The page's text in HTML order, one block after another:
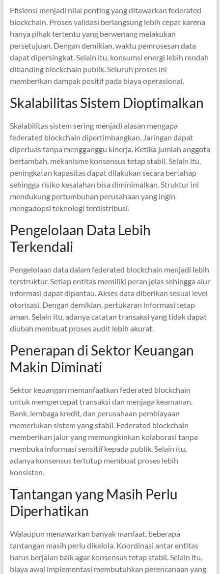
Efisiensi menjadi nilai penting yang ditawarkan federated
blockchain. Proses validasi berlangsung lebih cepat karena
hanya pihak tertentu yang berwenang melakukan
persetujuan. Dengan demikian, waktu pemrosesan data
dapat dipersingkat. Selain itu, konsumsi energi lebih rendah
dibanding blockchain publik. Seluruh proses ini
memberikan dampak positif pada biaya operasional.
Skalabilitas Sistem Dioptimalkan
Skalabilitas sistem sering menjadi alasan mengapa
federated blockchain dipertimbangkan. Jaringan dapat
diperluas tanpa mengganggu kinerja. Ketika jumlah anggota
bertambah, mekanisme konsensus tetap stabil. Selain itu,
peningkatan kapasitas dapat dilakukan secara bertahap
sehingga risiko kesalahan bisa diminimalkan. Struktur ini
mendukung pertumbuhan perusahaan yang ingin
mengadopsi teknologi terdistribusi.
Pengelolaan Data Lebih
Terkendali
Pengelolaan data dalam federated blockchain menjadi lebih
terstruktur. Setiap entitas memiliki peran jelas sehingga alur
informasi dapat dipantau. Akses data diberikan sesuai level
otorisasi. Dengan demikian, pertukaran informasi tetap
aman. Selain itu, adanya catatan transaksi yang tidak dapat
diubah membuat proses audit lebih akurat.
Penerapan di Sektor Keuangan
Makin Diminati
Sektor keuangan memanfaatkan federated blockchain
untuk mempercepat transaksi dan menjaga keamanan.
Bank, lembaga kredit, dan perusahaan pembiayaan
memerlukan sistem yang stabil. Federated blockchain
memberikan jalur yang memungkinkan kolaborasi tanpa
membuka informasi sensitif kepada publik. Selain itu,
adanya konsensus tertutup membuat proses lebih
konsisten.
Tantangan yang Masih Perlu
Diperhatikan
Walaupun menawarkan banyak manfaat, beberapa
tantangan masih perlu dikelola. Koordinasi antar entitas
harus berjalan baik agar konsensus tetap stabil. Selain itu,
biaya awal implementasi membutuhkan perencanaan yang